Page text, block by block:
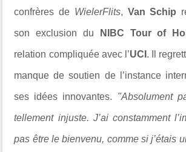
confrères de WielerFlits, Van Schip
son exclusion du NIBC Tour of
relation compliquée avec l’UCI . Il
manque de soutien de l’instance
ses idées innovantes. "Absolument
tellement injuste. J’ai constamment
pas être le bienvenu, comme si j’étais